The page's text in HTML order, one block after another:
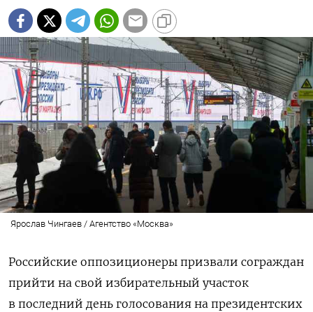
Ярослав Чингаев / Агентство «Москва»
Российские оппозиционеры призвали сограждан
прийти на свой избирательный участок
в последний день голосования на президентских